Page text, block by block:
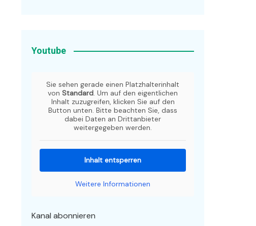
Youtube
Sie sehen gerade einen Platzhalterinhalt
von Standard. Um auf den eigentlichen
Inhalt zuzugreifen, klicken Sie auf den
Button unten. Bitte beachten Sie, dass
dabei Daten an Drittanbieter
weitergegeben werden.
Inhalt entsperren
Weitere Informationen
Kanal abonnieren